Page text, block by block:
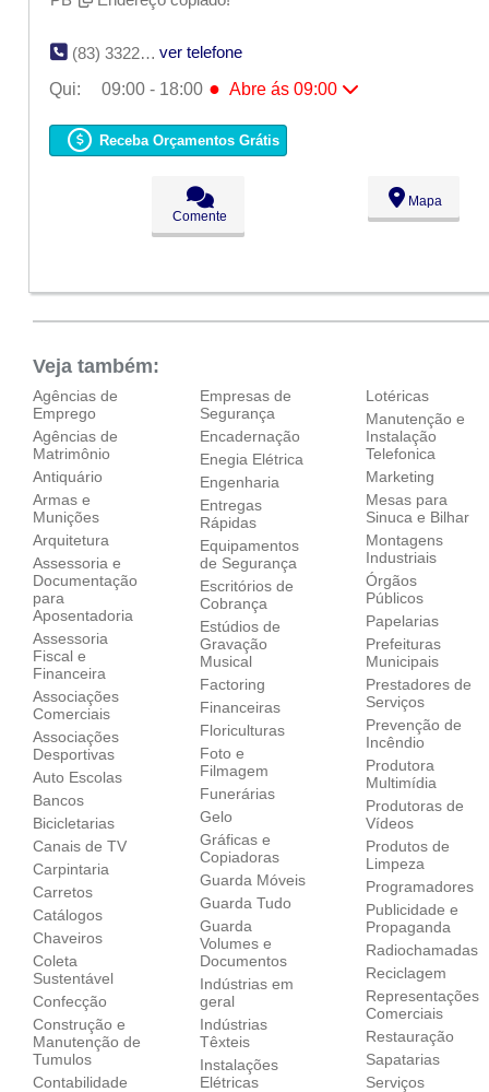
(83) 3322-1578
ver telefone
Qui:
09:00 - 18:00 ● Abre ás 09:00
Ter:
09:00 - 18:00
Qua:
09:00 - 18:00
09:00 - 18:00
Fechado
Fechado
Receba Orçamentos Grátis
Comente
Mapa
Veja também:
Agências de
Emprego
Agências de
Matrimônio
Antiquário
Armas e
Munições
Arquitetura
Assessoria e
Documentação
para
Aposentadoria
Assessoria
Fiscal e
Financeira
Associações
Comerciais
Associações
Desportivas
Auto Escolas
Bancos
Bicicletarias
Canais de TV
Carpintaria
Carretos
Catálogos
Chaveiros
Coleta
Sustentável
Confecção
Construção e
Manutenção de
Tumulos
Contabilidade
Empresas de
Segurança
Encadernação
Enegia Elétrica
Engenharia
Entregas
Rápidas
Equipamentos
de Segurança
Escritórios de
Cobrança
Estúdios de
Gravação
Musical
Factoring
Financeiras
Floriculturas
Foto e
Filmagem
Funerárias
Gelo
Gráficas e
Copiadoras
Guarda Móveis
Guarda Tudo
Guarda
Volumes e
Documentos
Indústrias em
geral
Indústrias
Têxteis
Instalações
Elétricas
Lotéricas
Manutenção e
Instalação
Telefonica
Marketing
Mesas para
Sinuca e Bilhar
Montagens
Industriais
Órgãos
Públicos
Papelarias
Prefeituras
Municipais
Prestadores de
Serviços
Prevenção de
Incêndio
Produtora
Multimídia
Produtoras de
Vídeos
Produtos de
Limpeza
Programadores
Publicidade e
Propaganda
Radiochamadas
Reciclagem
Representações
Comerciais
Restauração
Sapatarias
Serviços